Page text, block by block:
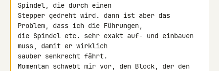
Spindel, die durch einen
Stepper gedreht wird. dann ist aber das
Problem, dass ich die Führungen,
die Spindel etc. sehr exakt auf- und einbauen
muss, damit er wirklich
sauber senkrecht fährt.
Momentan schwebt mir vor, den Block, der den